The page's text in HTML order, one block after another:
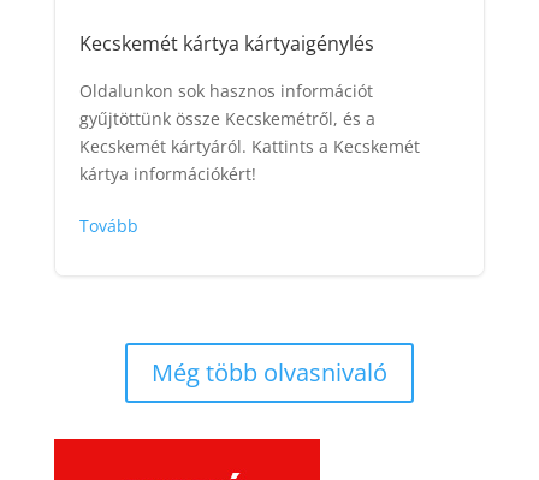
Kecskemét kártya kártyaigénylés
Oldalunkon sok hasznos információt
gyűjtöttünk össze Kecskemétről, és a
Kecskemét kártyáról. Kattints a Kecskemét
kártya információkért!
Tovább
Még több olvasnivaló